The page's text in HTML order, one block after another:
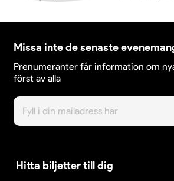
Missa inte de senaste
Prenumeranter får information om
först av alla
Hitta biljetter till dig